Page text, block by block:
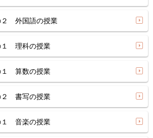
外国語の授業
理科の授業
算数の授業
書写の授業
音楽の授業